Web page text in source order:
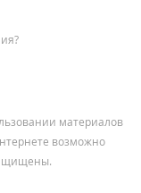
материалов
возможно